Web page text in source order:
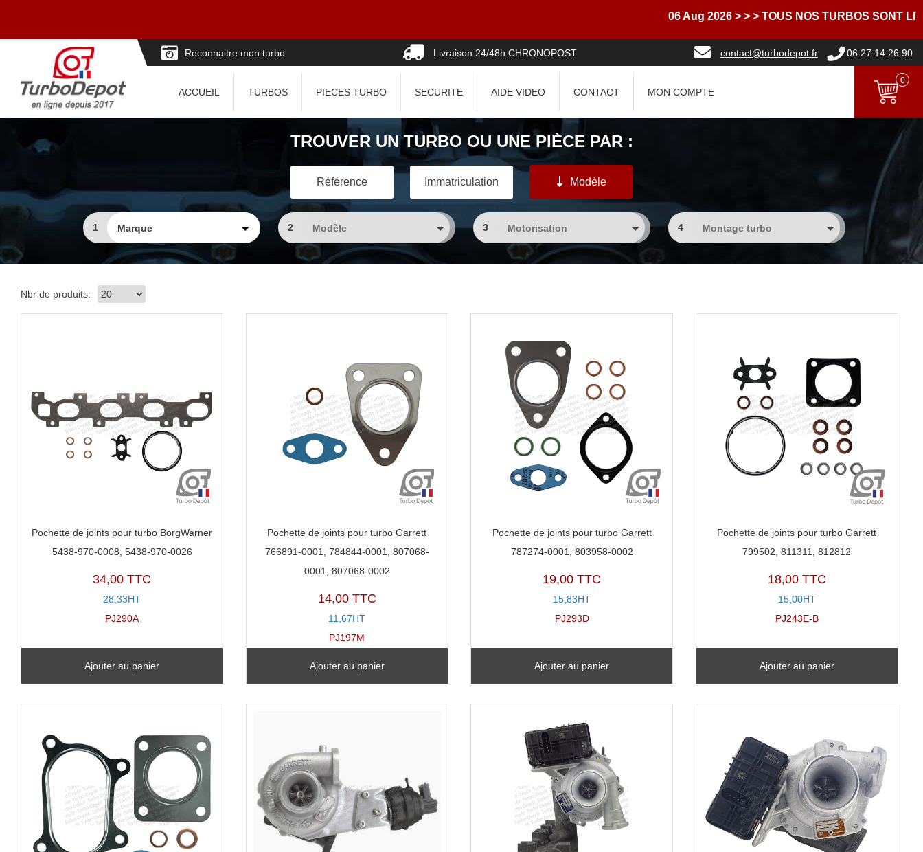
06 Aug 2026 > > > TOUS NOS TURBOS SONT LIVRES
Reconnaitre mon turbo Livraison 24/48h CHRONOPOST contact@turbodepot.fr 06 27 14 26 90
ACCUEIL TURBOS PIECES TURBO SECURITE AIDE VIDEO CONTACT MON COMPTE
0
TROUVER UN TURBO OU UNE PIÈCE PAR :
Référence Immatriculation Modèle
1 2 3 4
Nbr de produits:
Pochette de joints pour turbo BorgWarner
5438-970-0008, 5438-970-0026
34,00 TTC
28,33HT
PJ290A
Ajouter au panier
Pochette de joints pour turbo Garrett
766891-0001, 784844-0001, 807068-
0001, 807068-0002
14,00 TTC
11,67HT
PJ197M
Ajouter au panier
Pochette de joints pour turbo Garrett
787274-0001, 803958-0002
19,00 TTC
15,83HT
PJ293D
Ajouter au panier
Pochette de joints pour turbo Garrett
799502, 811311, 812812
18,00 TTC
15,00HT
PJ243E-B
Ajouter au panier